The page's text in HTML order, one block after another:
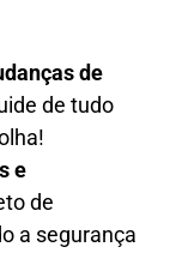
de
de tudo
e
de
a segurança